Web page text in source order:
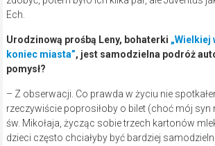
Ech.
Urodzinową prośbą Leny, bohaterki „Wielkiej
koniec miasta”, jest samodzielna podróż
pomysł?
– Z obserwacji. Co prawda w życiu nie
rzeczywiście poprosiłoby o bilet (choć mój syn
św. Mikołaja, życząc sobie trzech kartonów
dzieci często chciałyby być bardziej